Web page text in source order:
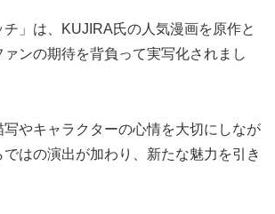
チ」は、KUJIRA氏の人気漫画を原作と
ァンの期待を背負って実写化されまし
写やキャラクターの心情を大切にしなが
はの演出が加わり、新たな魅力を引き